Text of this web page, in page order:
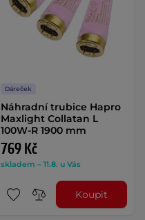
Dáreček
Náhradní trubice Hapro
Maxlight Collatan L
100W-R 1900 mm
769 Kč
skladem – 11.8. u Vás
Koupit